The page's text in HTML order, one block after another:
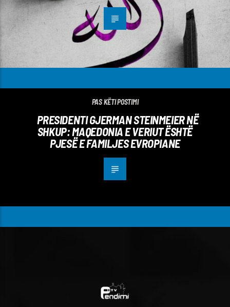
PAS KËTI POSTIMI
PRESIDENTI GJERMAN STEINMEIER NË
SHKUP: MAQEDONIA E VERIUT ËSHTË
PJESË E FAMILJES EVROPIANE